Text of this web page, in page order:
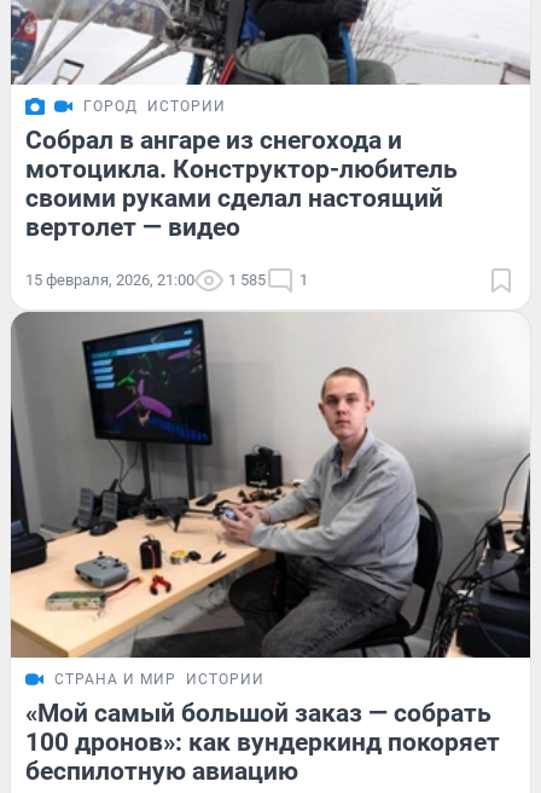
ГОРОД ИСТОРИИ
Собрал в ангаре из снегохода и
мотоцикла. Конструктор-любитель
своими руками сделал настоящий
вертолет — видео
15 февраля, 2026, 21:00 1 585 1
СТРАНА И МИР ИСТОРИИ
«Мой самый большой заказ — собрать
100 дронов»: как вундеркинд покоряет
беспилотную авиацию